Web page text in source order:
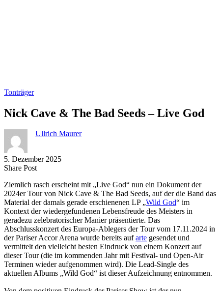
Tonträger
Nick Cave & The Bad Seeds – Live God
Ullrich Maurer
5. Dezember 2025
Share PostShare
Facebook
Copy
to
clipboard
Send
via
eMail
Ziemlich rasch erscheint mit „Live God“ nun ein Dokument der
2024er Tour von Nick Cave & The Bad Seeds, auf der die Band das
Material der damals gerade erschienenen LP „Wild God“ im
Kontext der wiedergefundenen Lebensfreude des Meisters in
geradezu zelebratorischer Manier präsentierte. Das
Abschlusskonzert des Europa-Ablegers der Tour vom 17.11.2024 in
der Pariser Accor Arena wurde bereits aufarte gesendet und
vermittelt den vielleicht besten Eindruck von einem Konzert auf
dieser Tour (die im kommenden Jahr mit Festival- und Open-Air
Terminen wieder aufgenommen wird). Die Lead-Single des
aktuellen Albums „Wild God“ ist dieser Aufzeichnung entnommen.